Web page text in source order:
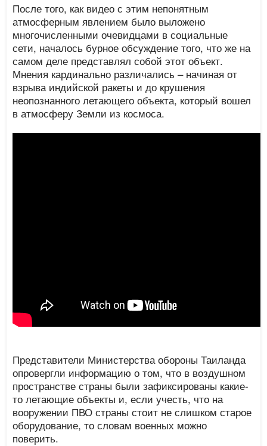
После того, как видео с этим непонятным
атмосферным явлением было выложено
многочисленными очевидцами в социальные
сети, началось бурное обсуждение того, что же на
самом деле представлял собой этот объект.
Мнения кардинально различались – начиная от
взрыва индийской ракеты и до крушения
неопознанного летающего объекта, который вошел
в атмосферу Земли из космоса.
Представители Министерства обороны Таиланда
опровергли информацию о том, что в воздушном
пространстве страны были зафиксированы какие-
то летающие объекты и, если учесть, что на
вооружении ПВО страны стоит не слишком старое
оборудование, то словам военных можно
поверить.